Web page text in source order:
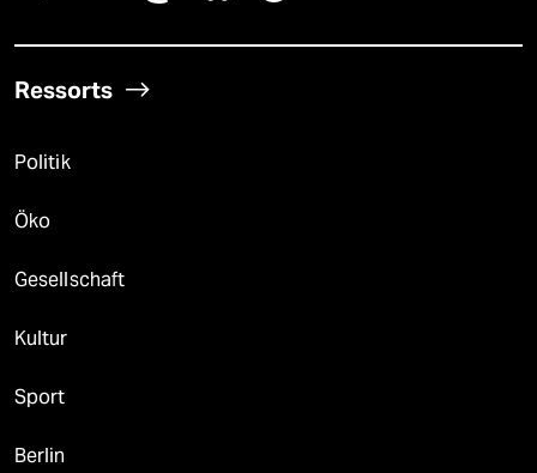
Ressorts
Politik
Öko
Gesellschaft
Kultur
Sport
Berlin